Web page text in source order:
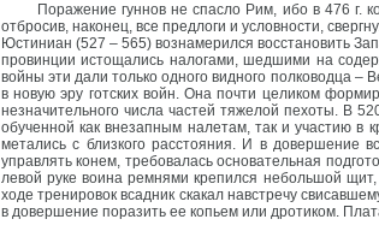
Поражение гуннов не спасло Рим, ибо в 476 г.
отбросив, наконец, все предлоги и условности,
Юстиниан (527 – 565) вознамерился восстановить
провинции истощались налогами, шедшими на
войны эти дали только одного видного полководца –
в новую эру готских войн. Она почти целиком
незначительного числа частей тяжелой пехоты. В
обученной как внезапным налетам, так и участию в
метались с близкого расстояния. И в довершение
управлять конем, требовалась основательная
левой руке воина ремнями крепился небольшой щит,
ходе тренировок всадник скакал навстречу
в довершение поразить ее копьем или дротиком.